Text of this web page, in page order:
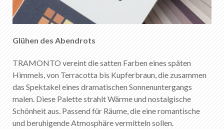
Glühen des Abendrots
TRAMONTO vereint die satten Farben eines späten
Himmels, von Terracotta bis Kupferbraun, die zusammen
das Spektakel eines dramatischen Sonnenuntergangs
malen. Diese Palette strahlt Wärme und nostalgische
Schönheit aus. Passend für Räume, die eine romantische
und beruhigende Atmosphäre vermitteln sollen.